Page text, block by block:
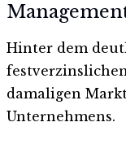
Hinter dem
damaligen
Unternehmens.